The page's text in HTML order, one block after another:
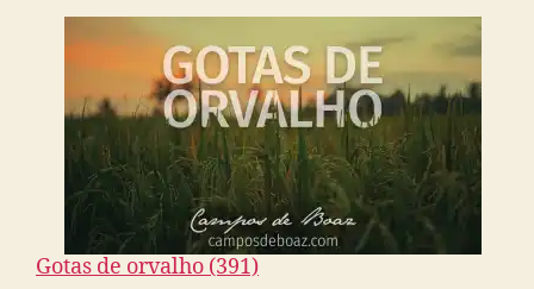
Gotas de orvalho (391)